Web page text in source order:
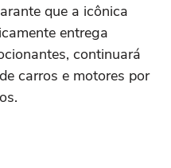
que a icônica
entrega
continuará
carros e motores por